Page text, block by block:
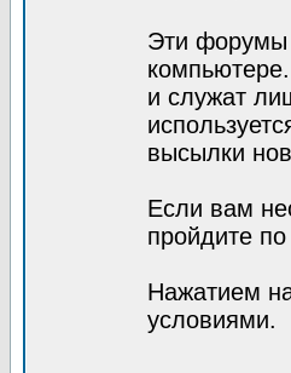
Эти форумы
и служат
высылки
Если вам
пройдите по
Нажатием
условиями.